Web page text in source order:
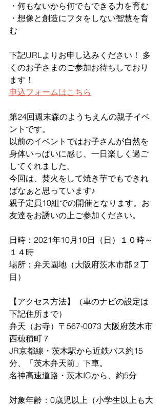
・何もないから何でもできる力を育む
・想像と創造にフタをしない智慧を育
む
下記URLよりお申し込みください！ 多
くのお子さまのご参加お待ちしており
ます！
申込フォームはこちら
第24回週末森のようちえんの親子イベ
ントです。
以前のイベントではお子さんが自然を
身体いっぱいに感じ、一日楽しく過ご
してくれました。
今回は、焚火をして焼き芋でもできれ
ばなぁと思っています♪
親子定員10組での開催となります。お
友達をお誘いの上ご参加ください。
日時：2021年10月10日（日）１０時～
１４時
場所：弁天園地（大阪府茨木市郡２丁
目）
【アクセス方法】（車のナビの設定は
下記住所まで）
弁天（お寺）〒567-0073 大阪府茨木市
西穂積町７
JR京都線・茨木駅から近鉄バス約15
分、「茨木弁天前」下車。
名神高速道路・茨木ICから、約5分
対象年齢：0歳児以上（小学生以上も大